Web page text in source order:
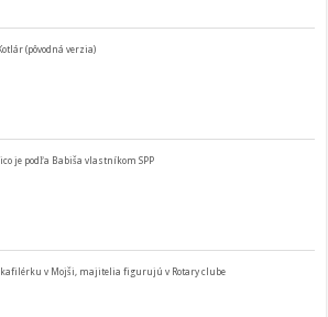
(pôvodná verzia)
je podľa Babiša vlastníkom SPP
v Mojši, majitelia figurujú v Rotary clube